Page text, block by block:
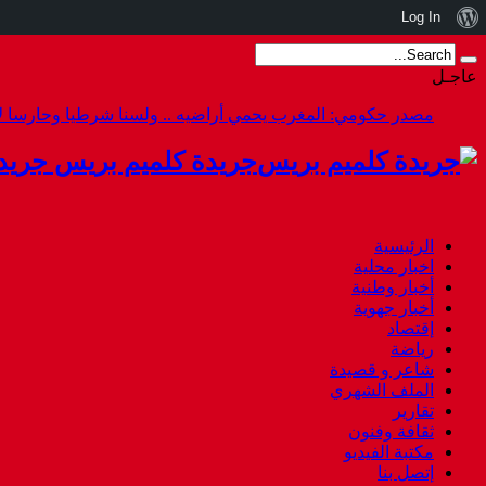
عاجـل
أزمة سبتة هل استقال أخنوش أم هرب.
جريدة كلميم بريس
الرئيسية
اخبار محلية
أخبار وطنية
أخبار جهوية
إقتصاد
رياضة
شاعر و قصيدة
الملف الشهري
تقارير
ثقافة وفنون
مكتبة الفيديو
إتصل بنا
نبذة
عن
ووردبريس
Log In